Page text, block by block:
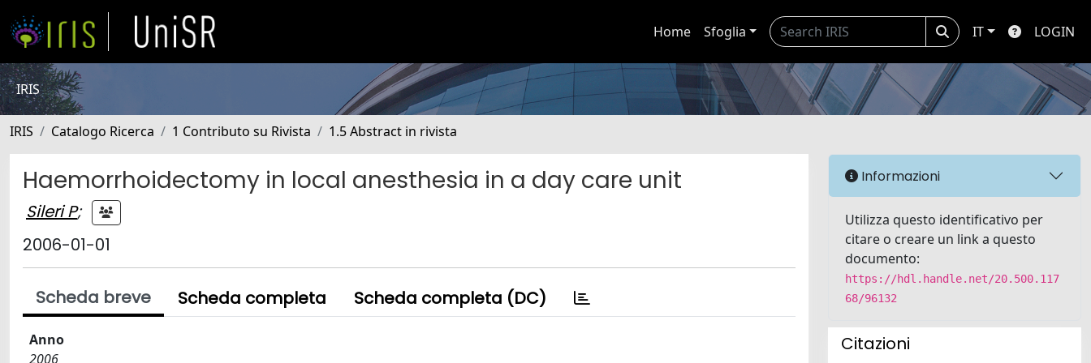
Home Sfoglia IT LOGIN
IRIS
IRIS Catalogo Ricerca 1 Contributo su Rivista 1.5 Abstract in rivista
Haemorrhoidectomy in local anesthesia in a day care unit
Sileri P;
2006-01-01
Scheda breve Scheda completa Scheda completa (DC)
Anno
2006
Informazioni
Utilizza questo identificativo per
citare o creare un link a questo
documento:
https://hdl.handle.net/20.500.117
68/96132
Citazioni